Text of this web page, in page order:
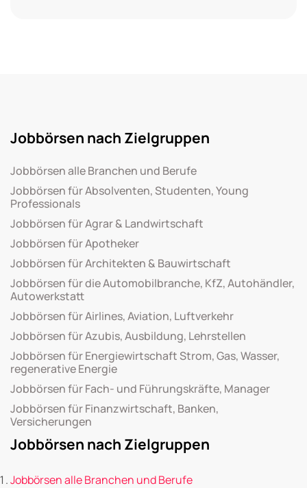
Jobbörsen nach Zielgruppen
Jobbörsen alle Branchen und Berufe
Jobbörsen für Absolventen, Studenten, Young
Professionals
Jobbörsen für Agrar & Landwirtschaft
Jobbörsen für Apotheker
Jobbörsen für Architekten & Bauwirtschaft
Jobbörsen für die Automobilbranche, KfZ, Autohändler,
Autowerkstatt
Jobbörsen für Airlines, Aviation, Luftverkehr
Jobbörsen für Azubis, Ausbildung, Lehrstellen
Jobbörsen für Energiewirtschaft Strom, Gas, Wasser,
regenerative Energie
Jobbörsen für Fach- und Führungskräfte, Manager
Jobbörsen für Finanzwirtschaft, Banken,
Versicherungen
Jobbörsen nach Zielgruppen
Jobbörsen alle Branchen und Berufe